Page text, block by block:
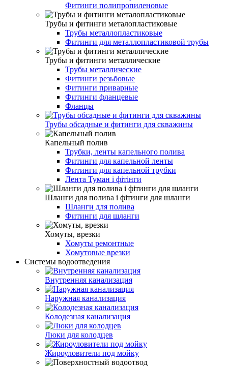
Фитинги полипропиленовые
Трубы и фитинги металопластиковые
Трубы металлопластиковые
Фитинги для металлопластиковой трубы
Трубы и фитинги металлические
Трубы металлические
Фитинги резьбовые
Фитинги приварные
Фитинги фланцевые
Фланцы
Трубы обсадные и фитинги для скважины
Капельный полив
Трубки, ленты капельного полива
Фитинги для капельной ленты
Фитинги для капельной трубки
Лента Туман і фітінги
Шланги для полива і фітинги для шланги
Шланги для полива
Фитинги для шланги
Хомуты, врезки
Хомуты ремонтные
Хомутовые врезки
Системы водоотведения
Внутренняя канализация
Наружная канализация
Колодезная канализация
Люки для колодцев
Жироуловители под мойку